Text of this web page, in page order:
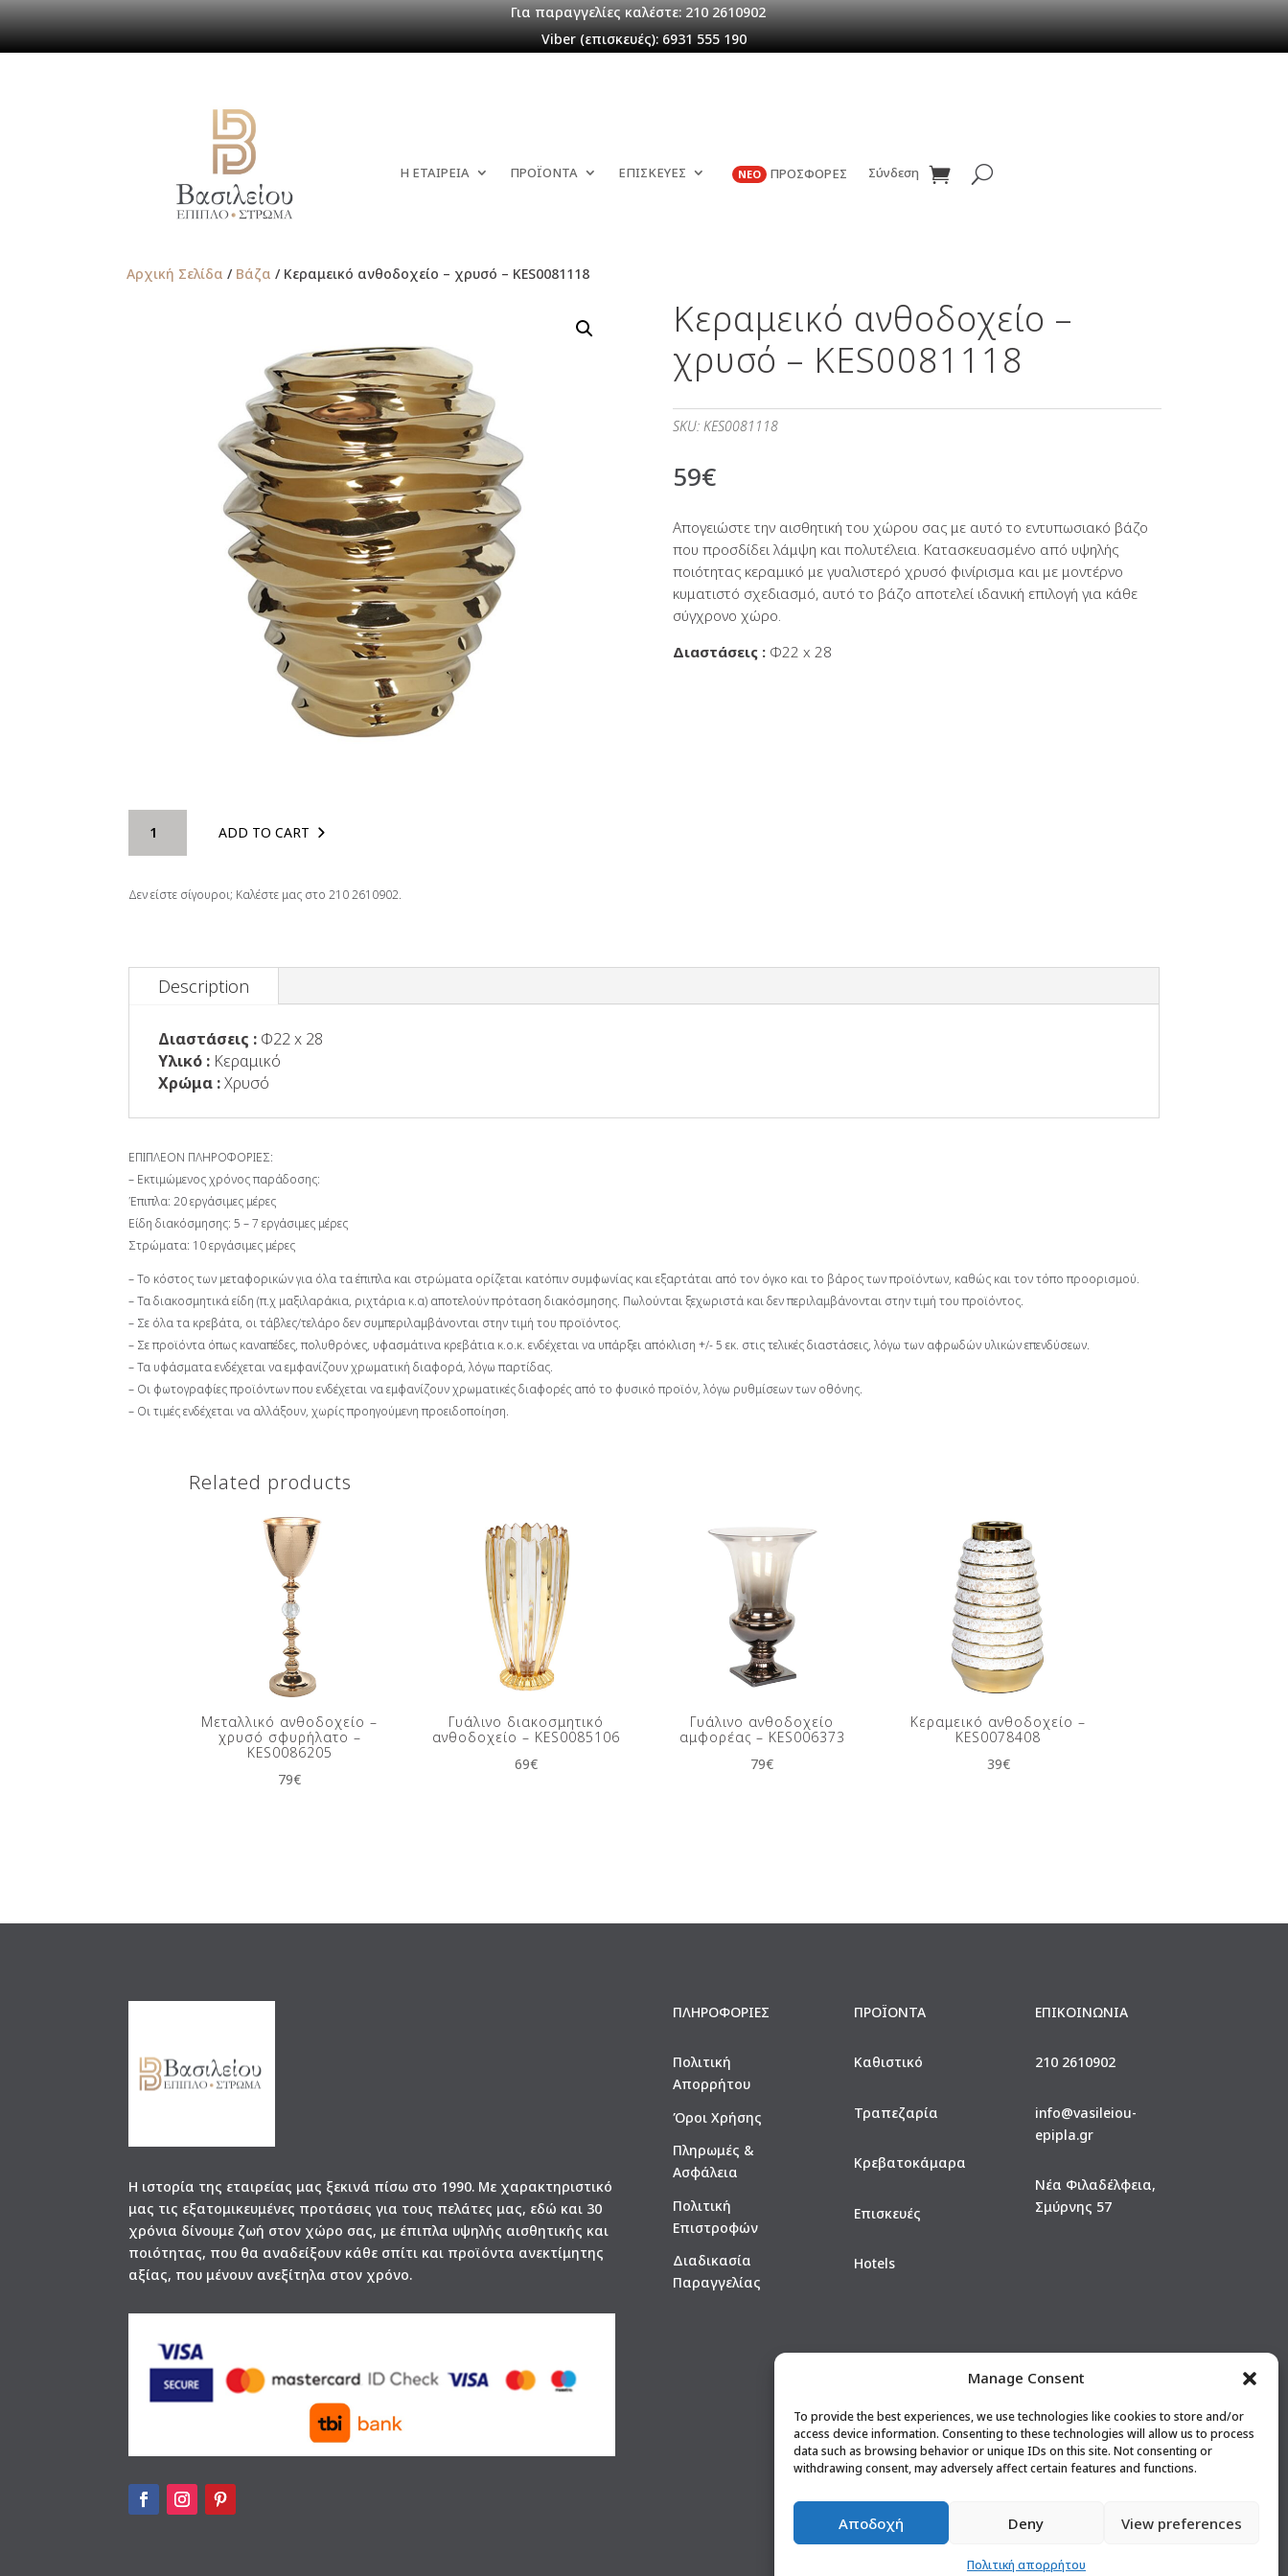
Για παραγγελίες καλέστε: 210 2610902
Viber (επισκευές): 6931 555 190
Manage Consent
To provide the best experiences, we use technologies like cookies to store and/or
access device information. Consenting to these technologies will allow us to process
data such as browsing behavior or unique IDs on this site. Not consenting or
withdrawing consent, may adversely affect certain features and functions.
Αποδοχή Deny View preferences
Πολιτική απορρήτου
Η ΕΤΑΙΡΕΙΑ ΠΡΟΪΟΝΤΑ ΕΠΙΣΚΕΥΕΣ ΝΕΟ ΠΡΟΣΦΟΡΕΣ Σύνδεση
Αρχική Σελίδα / Βάζα / Κεραμεικό ανθοδοχείο – χρυσό – KES0081118
Κεραμεικό ανθοδοχείο –
χρυσό – KES0081118
SKU: KES0081118
59€
Απογειώστε την αισθητική του χώρου σας με αυτό το εντυπωσιακό βάζο
που προσδίδει λάμψη και πολυτέλεια. Κατασκευασμένο από υψηλής
ποιότητας κεραμικό με γυαλιστερό χρυσό φινίρισμα και με μοντέρνο
κυματιστό σχεδιασμό, αυτό το βάζο αποτελεί ιδανική επιλογή για κάθε
σύγχρονο χώρο.
Διαστάσεις : Φ22 x 28
ανθοδοχείο
χρυσό
ADD TO CART
Δεν είστε σίγουροι; Καλέστε μας στο 210 2610902.
Description
Διαστάσεις : Φ22 x 28
Υλικό : Κεραμικό
Χρώμα :Χρυσό
ΕΠΙΠΛΕΟΝ ΠΛΗΡΟΦΟΡΙΕΣ:
– Εκτιμώμενος χρόνος παράδοσης:
Έπιπλα: 20 εργάσιμες μέρες
Είδη διακόσμησης: 5 – 7 εργάσιμες μέρες
Στρώματα: 10 εργάσιμες μέρες
– Το κόστος των μεταφορικών για όλα τα έπιπλα και στρώματα ορίζεται κατόπιν συμφωνίας και εξαρτάται από τον όγκο και το βάρος των προϊόντων, καθώς και τον τόπο προορισμού.
– Τα διακοσμητικά είδη (π.χ μαξιλαράκια, ριχτάρια κ.α) αποτελούν πρόταση διακόσμησης. Πωλούνται ξεχωριστά και δεν περιλαμβάνονται στην τιμή του προϊόντος.
– Σε όλα τα κρεβάτα, οι τάβλες/τελάρο δεν συμπεριλαμβάνονται στην τιμή του προϊόντος.
– Σε προϊόντα όπως καναπέδες, πολυθρόνες, υφασμάτινα κρεβάτια κ.ο.κ. ενδέχεται να υπάρξει απόκλιση +/- 5 εκ. στις τελικές διαστάσεις, λόγω των αφρωδών υλικών επενδύσεων.
– Τα υφάσματα ενδέχεται να εμφανίζουν χρωματική διαφορά, λόγω παρτίδας.
– Οι φωτογραφίες προϊόντων που ενδέχεται να εμφανίζουν χρωματικές διαφορές από το φυσικό προϊόν, λόγω ρυθμίσεων των οθόνης.
– Οι τιμές ενδέχεται να αλλάξουν, χωρίς προηγούμενη προειδοποίηση.
Related products
Μεταλλικό ανθοδοχείο –
χρυσό σφυρήλατο –
KES0086205
79€
Γυάλινο διακοσμητικό
ανθοδοχείο – KES0085106
69€
Γυάλινο ανθοδοχείο
αμφορέας – KES006373
79€
Κεραμεικό ανθοδοχείο –
KES0078408
39€
Η ιστορία της εταιρείας μας ξεκινά πίσω στο 1990. Με χαρακτηριστικό
μας τις εξατομικευμένες προτάσεις για τους πελάτες μας, εδώ και 30
χρόνια δίνουμε ζωή στον χώρο σας, με έπιπλα υψηλής αισθητικής και
ποιότητας, που θα αναδείξουν κάθε σπίτι και προϊόντα ανεκτίμητης
αξίας, που μένουν ανεξίτηλα στον χρόνο.
ΠΛΗΡΟΦΟΡΙΕΣ
Πολιτική
Απορρήτου
Όροι Χρήσης
Πληρωμές &
Ασφάλεια
Πολιτική
Επιστροφών
Διαδικασία
Παραγγελίας
ΠΡΟΪΟΝΤΑ
Καθιστικό
Τραπεζαρία
Κρεβατοκάμαρα
Επισκευές
Hotels
ΕΠΙΚΟΙΝΩΝΙΑ
210 2610902
info@vasileiou-
epipla.gr
Νέα Φιλαδέλφεια,
Σμύρνης 57